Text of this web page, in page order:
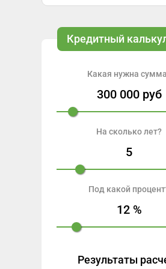
Кредитный
Какая нужна
300 000руб
На сколько лет?
5
Под какой
12%
Результаты